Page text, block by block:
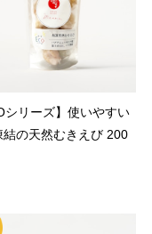
シリーズ】使いやすい
結の天然むきえび 200